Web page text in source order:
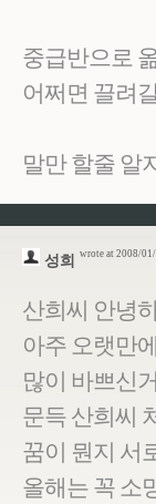
중급반으로
어쩌면 끌려
말만 할줄 알
성희 wrote at 2008/
산희씨 안녕
아주 오랫만
많이 바쁘신
문득 산희씨
꿈이 뭔지 서
올해는 꼭 소